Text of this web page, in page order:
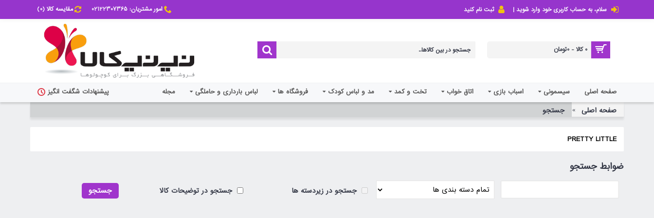
امور مشتریان: 02122307365 مقایسه کالا (0
) سلام، به حساب کاربری خود وارد شوید | ثبت نام کنید
0 کالا - 0تومان
پیشنهادات شگفت انگیز صفحه اصلی سیسمونی اسباب بازی اتاق خواب تخت و کمد مد و لباس کودک فروشگاه ها لباس بارداری و حاملگی مجله
صفحه اصلی جستجو
PRETTY LITTLE
ضوابط جستجو
جستجو در زیردسته ها جستجو در توضیحات کالا